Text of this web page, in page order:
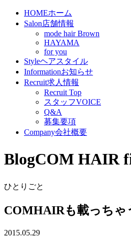
HOMEホーム
Salon店舗情報
mode hair Brown
HAYAMA
for you
Styleヘアスタイル
Informationお知らせ
Recruit求人情報
Recruit Top
スタッフVOICE
Q&A
募集要項
Company会社概要
BlogCOM HAIR
ひとりごと
COMHAIRも載っちゃ
2015.05.29